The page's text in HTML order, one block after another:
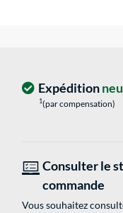
Expédition
1(par compensation)
Consulter le
commande
Vous souhaitez